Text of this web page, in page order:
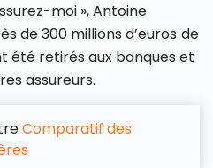
moi », Antoine
de 300 millions d’euros de
été retirés aux banques et
assureurs.
Comparatif des